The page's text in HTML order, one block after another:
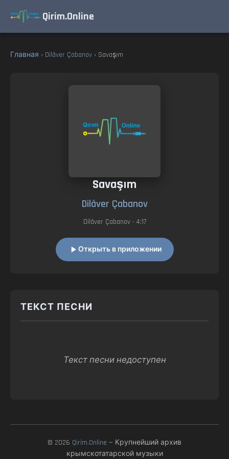
Qirim.Online
Главная › Dilâver Çabanov › Savaşım
Savaşım
Dilâver Çabanov
Dilâver Çabanov• 4:17
Открыть в приложении
ТЕКСТ ПЕСНИ
Текст песни недоступен
© 2026 Qirim.Online — Крупнейший архив
крымскотатарской музыки